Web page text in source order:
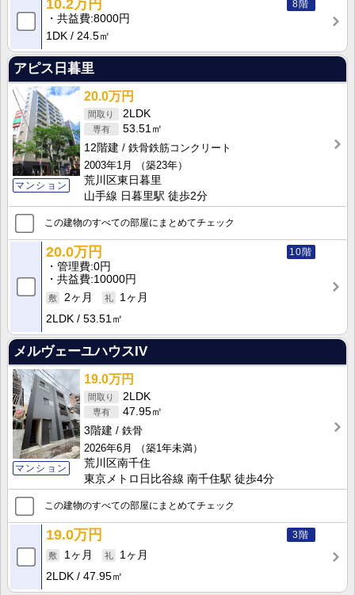
8階
10.2万円
共益費 8000円
1DK
24.5㎡
アピス日暮里
マンション
20.0万円
2LDK
53.51㎡
12階建
鉄骨鉄筋コンクリート
2003年1月
（築23年）
荒川区東日暮里
山手線 日暮里駅 徒歩2分
この建物のすべての部屋にまとめてチェック
10階
20.0万円
管理費 0円
共益費 10000円
2ヶ月
1ヶ月
2LDK
53.51㎡
メルヴェーユハウスIV
マンション
19.0万円
2LDK
47.95㎡
3階建
鉄骨
2026年6月
（築1年未満）
荒川区南千住
東京メトロ日比谷線 南千住駅 徒歩4分
この建物のすべての部屋にまとめてチェック
3階
19.0万円
1ヶ月
1ヶ月
2LDK
47.95㎡